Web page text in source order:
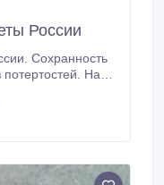
России
Сохранность
На
1922 г. и 1
р. Пятигорск